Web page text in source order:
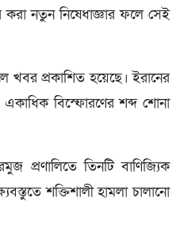
নতুন নিষেধাজ্ঞার ফলে সেই
খবর প্রকাশিত হয়েছে। ইরানের
একাধিক বিস্ফোরণের শব্দ শোনা
প্রণালিতে তিনটি বাণিজ্যিক
শক্তিশালী হামলা চালানো